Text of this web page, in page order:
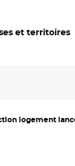
et territoires
logement